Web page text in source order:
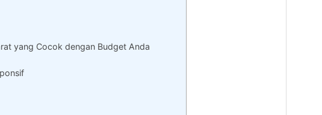
yang Cocok dengan Budget Anda